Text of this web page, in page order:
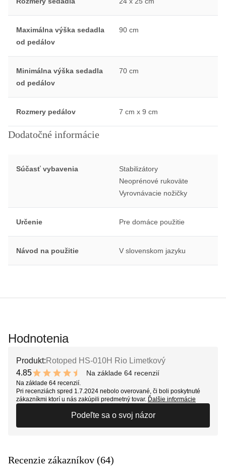
Maximálna výška sedadla
od pedálov
90 cm
Minimálna výška sedadla
od pedálov
70 cm
Rozmery pedálov 7 cm x 9 cm
Dodatočné informácie
Súčasť vybavenia
Stabilizátory
Neoprénové rukoväte
Vyrovnávacie nožičky
Určenie Pre domáce použitie
Návod na použitie V slovenskom jazyku
Hodnotenia
Produkt: Rotoped HS-010H Rio Limetkový
4.85
9.7 out of 10 stars
Na základe 64 recenzií
Na základe 64 recenzií.
Pri recenziách spred 1.7.2024 nebolo overované, či boli poskytnuté
zákazníkmi ktorí u nás zakúpili predmetný tovar. Ďalšie informácie
Podeľte sa o svoj názor
Recenzie zákazníkov (64)